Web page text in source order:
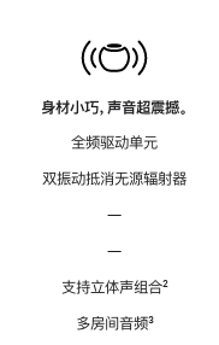
身材小巧，声音超震撼。
全频驱动单元
双振动抵消无源辐射器
—
—
支持立体声组合脚
²
多房间音频脚
³